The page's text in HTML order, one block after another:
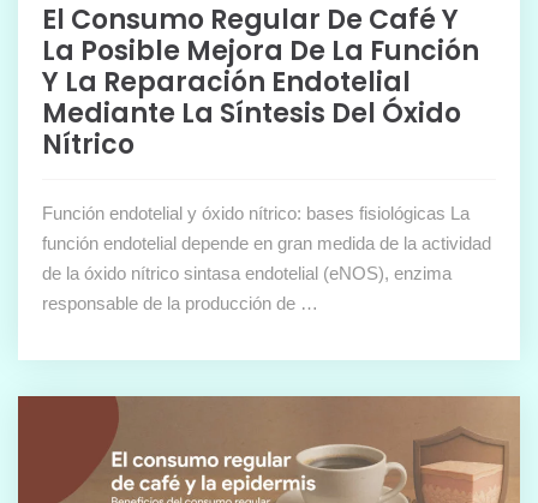
El Consumo Regular De Café Y
La Posible Mejora De La Función
Y La Reparación Endotelial
Mediante La Síntesis Del Óxido
Nítrico
Función endotelial y óxido nítrico: bases fisiológicas La
función endotelial depende en gran medida de la actividad
de la óxido nítrico sintasa endotelial (eNOS), enzima
responsable de la producción de …